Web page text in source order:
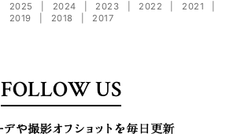
2025 2024 2023 2022
2021
2019 2018
2017
FOLLOW US